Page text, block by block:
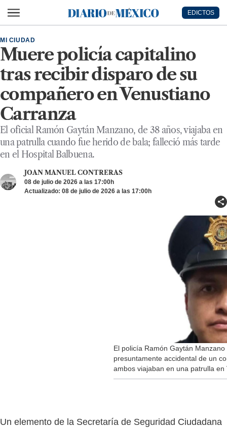
Diario de México
EDICTOS
Muere policía capitalino
tras recibir disparo de su
compañero en Venustiano
Carranza
MI CIUDAD
El oficial Ramón Gaytán Manzano, de 38 años, viajaba en
una patrulla cuando fue herido de bala; falleció más tarde
en el Hospital Balbuena.
JOAN MANUEL CONTRERAS
08 de julio de 2026 a las 17:00h
Actualizado: 08 de julio de 2026 a las 17:00h
El policía Ramón Gaytán
presuntamente accidental de un
ambos viajaban en una patrulla
Un elemento de la Secretaría de Seguridad Ciudadana